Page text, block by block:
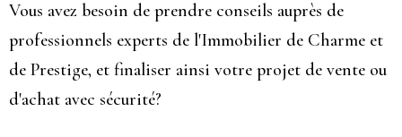
Vous avez besoin de prendre conseils auprès de
professionnels experts de l'Immobilier de Charme et
de Prestige, et finaliser ainsi votre projet de vente ou
d'achat avec sécurité?